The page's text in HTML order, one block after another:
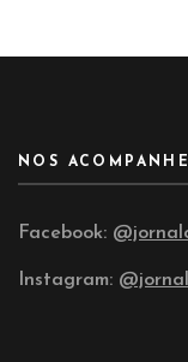
NOS
Facebook:
Instagram: